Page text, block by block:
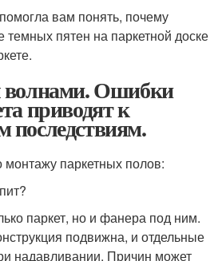
вам понять, почему
темных пятен на паркетной доске
Ошибки
приводят к
паркетных полов:
паркет, но и фанера под ним.
подвижна, и отдельные
надавливании. Причин может